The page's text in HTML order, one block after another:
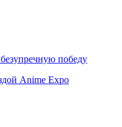
победу
Anime Expo